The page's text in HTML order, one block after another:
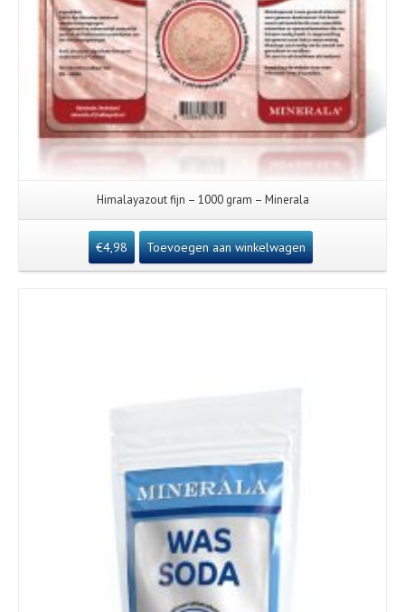
Himalayazout fijn – 1000 gram – Minerala
€4,98 Toevoegen aan winkelwagen